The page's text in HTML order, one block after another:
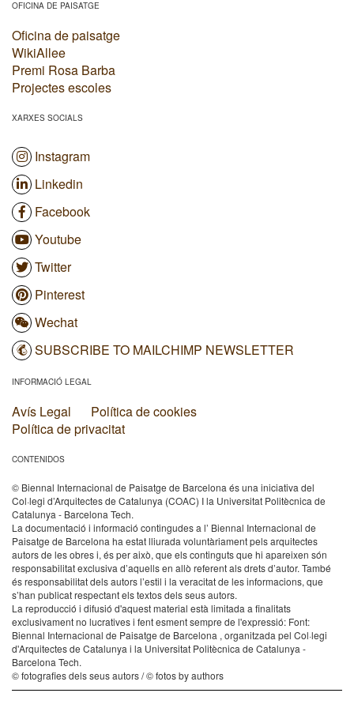
OFICINA DE PAISATGE
Oficina de paisatge
WikiAllee
Premi Rosa Barba
Projectes escoles
XARXES SOCIALS
Instagram
Linkedin
Facebook
Youtube
Twitter
Pinterest
Wechat
SUBSCRIBE TO MAILCHIMP NEWSLETTER
INFORMACIÓ LEGAL
Avís Legal
Política de cookies
Política de privacitat
CONTENIDOS
© Biennal Internacional de Paisatge de Barcelona és una iniciativa del
Col·legi d’Arquitectes de Catalunya (COAC) I la Universitat Politècnica de
Catalunya - Barcelona Tech.
La documentació i informació contingudes a l’ Biennal Internacional de
Paisatge de Barcelona ha estat lliurada voluntàriament pels arquitectes
autors de les obres i, és per això, que els continguts que hi apareixen són
responsabilitat exclusiva d’aquells en allò referent als drets d’autor. També
és responsabilitat dels autors l’estil i la veracitat de les informacions, que
s’han publicat respectant els textos dels seus autors.
La reproducció i difusió d'aquest material està limitada a finalitats
exclusivament no lucratives i fent esment sempre de l'expressió: Font:
Biennal Internacional de Paisatge de Barcelona , organitzada pel Col·legi
d'Arquitectes de Catalunya i la Universitat Politècnica de Catalunya -
Barcelona Tech.
© fotografies dels seus autors / © fotos by authors